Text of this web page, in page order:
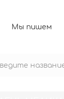
Мы пишем